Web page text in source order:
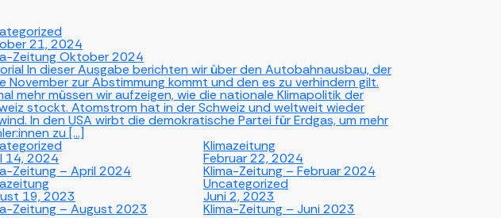
21, 2024
Zeitung Oktober 2024
In dieser Ausgabe berichten wir über den Autobahnausbau, der
November zur Abstimmung kommt und den es zu verhindern gilt.
mehr müssen wir aufzeigen, wie die nationale Klimapolitik der
stockt. Atomstrom hat in der Schweiz und weltweit wieder
In den USA wirbt die demokratische Partei für Erdgas, um mehr
zu […]
14, 2024
Zeitung – April 2024
Klimazeitung
Februar 22, 2024
Klima-Zeitung – Februar 2024
19, 2023
Zeitung – August 2023
Uncategorized
Juni 2, 2023
Klima-Zeitung – Juni 2023